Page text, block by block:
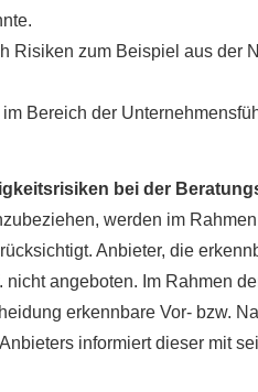
Risiken zum Beispiel aus
Bereich der
bei der
werden im
Anbieter, die
angeboten. Im Rahmen
erkennbare Vor- bzw.
informiert dieser mit